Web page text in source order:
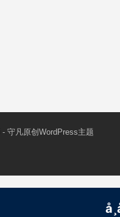
- 守凡原创 WordPress主题